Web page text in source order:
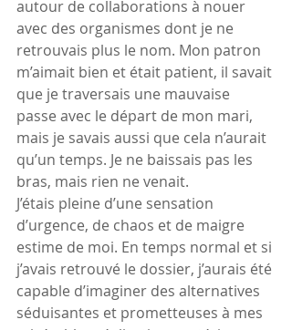
autour de collaborations à nouer
avec des organismes dont je ne
retrouvais plus le nom. Mon patron
m’aimait bien et était patient, il savait
que je traversais une mauvaise
passe avec le départ de mon mari,
mais je savais aussi que cela n’aurait
qu’un temps. Je ne baissais pas les
bras, mais rien ne venait.
J’étais pleine d’une sensation
d’urgence, de chaos et de maigre
estime de moi. En temps normal et si
j’avais retrouvé le dossier, j’aurais été
capable d’imaginer des alternatives
séduisantes et prometteuses à mes